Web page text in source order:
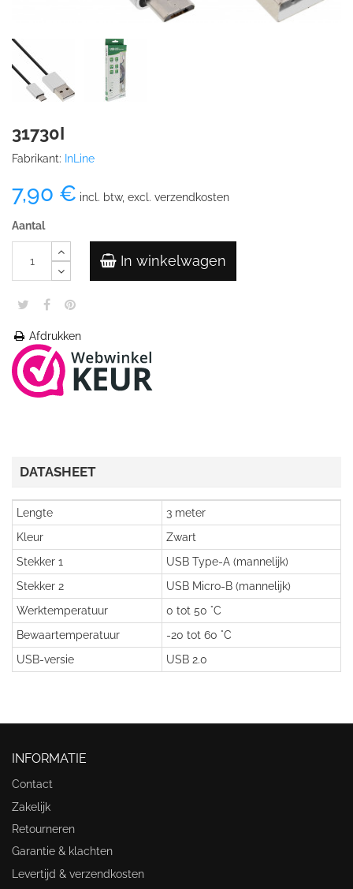
31730I
Fabrikant: InLine
7,90 € incl. btw, excl. verzendkosten
Aantal
In winkelwagen
Afdrukken
DATASHEET
Lengte
3 meter
Kleur
Zwart
Stekker 1
USB Type-A (mannelijk)
Stekker 2
USB Micro-B (mannelijk)
Werktemperatuur
0 tot 50 °C
Bewaartemperatuur
-20 tot 60 °C
USB-versie
USB 2.0
INFORMATIE
Contact
Zakelijk
Retourneren
Garantie & klachten
Levertijd & verzendkosten